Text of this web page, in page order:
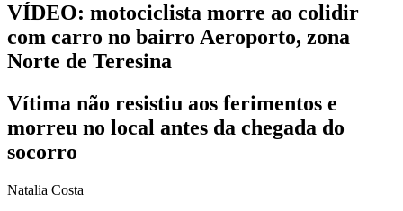
VÍDEO: motociclista morre ao colidir
com carro no bairro Aeroporto, zona
Norte de Teresina
Vítima não resistiu aos ferimentos e
morreu no local antes da chegada do
socorro
Natalia Costa